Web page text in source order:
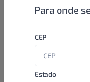
Para onde
CEP
Estado
Como funciona
aproveitar as promoções
beleza e higiene em
comprando de seus
distribuidores para
agilidade. Aproveite!